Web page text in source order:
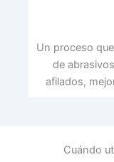
Un proceso
de
afilados,
Cuándo